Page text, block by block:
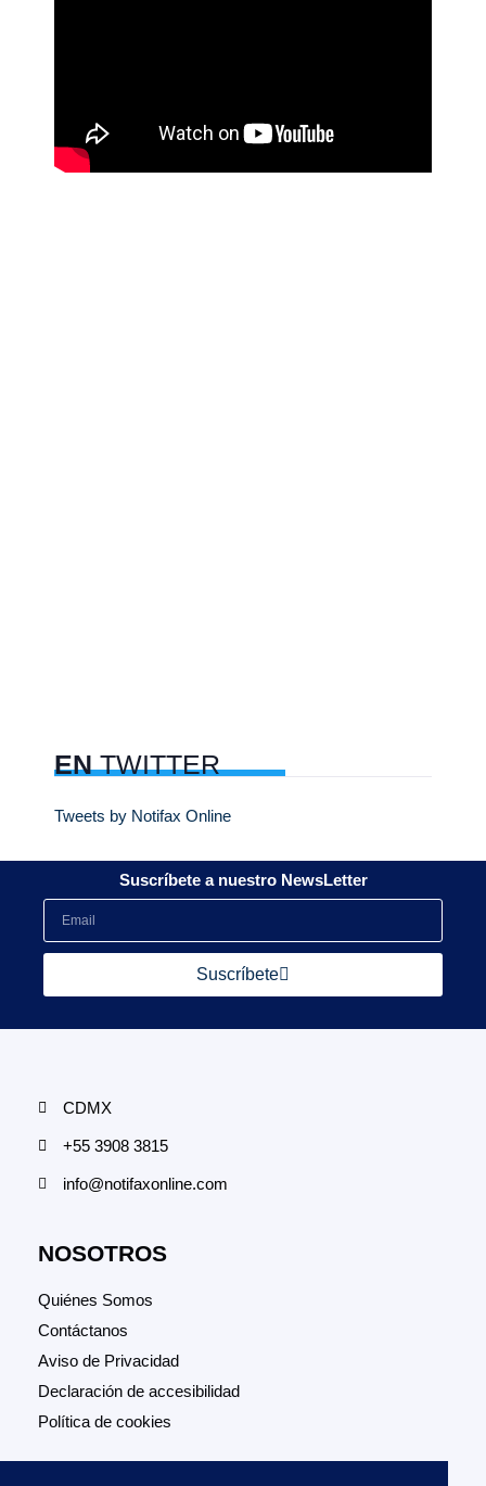
ENTWITTER
Tweets by Notifax Online
Suscríbete a nuestro NewsLetter
Suscríbete
CDMX
+55 3908 3815
info@notifaxonline.com
NOSOTROS
Quiénes Somos
Contáctanos
Aviso de Privacidad
Declaración de accesibilidad
Política de cookies